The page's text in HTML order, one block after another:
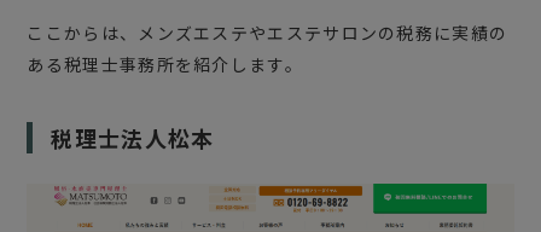
ここからは、メンズエステやエステサロンの税務に実績の
ある税理士事務所を紹介します。
税理士法人松本